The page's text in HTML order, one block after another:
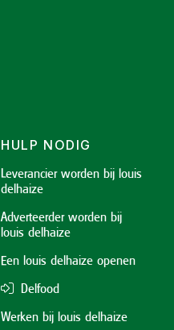
HULP NODIG
Leverancier worden bij louis
delhaize
Adverteerder worden bij
louis delhaize
Een louis delhaize openen
Delfood
Werken bij louis delhaize